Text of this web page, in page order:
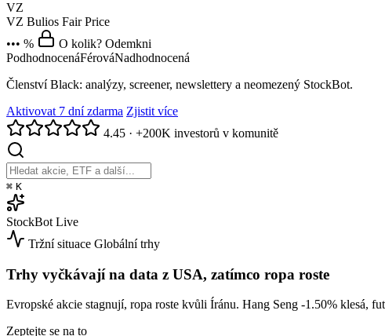
VZ
VZ Bulios Fair Price
••• %
O kolik? Odemkni
PodhodnocenáFérováNadhodnocená
Členství Black: analýzy, screener, newslettery a neomezený StockBot.
Aktivovat 7 dní zdarma Zjistit více
4.45 · +200K investorů v komunitě
⌘ K
StockBot Live
Tržní situace Globální trhy
Trhy vyčkávají na data z USA, zatímco ropa roste
Evropské akcie stagnují, ropa roste kvůli Íránu. Hang Seng -1.50% klesá,
Zeptejte se na to